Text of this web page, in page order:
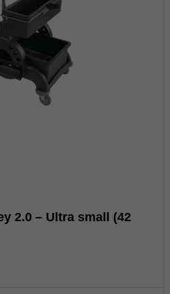
2.0 – Ultra small (42